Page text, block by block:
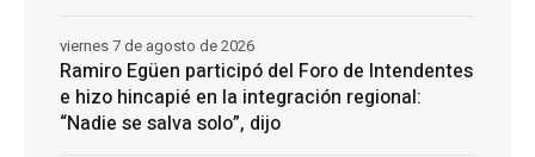
Ramiro Egüen participó del Foro de Intendentes
e hizo hincapié en la integración regional:
“Nadie se salva solo”, dijo
viernes 7 de agosto de 2026